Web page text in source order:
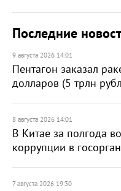
Последние
9 августа 2026 14:01
Пентагон заказал
долларов (5 трлн
8 августа 2026 14:01
В Китае за полгода
коррупции в
7 августа 2026 19:30